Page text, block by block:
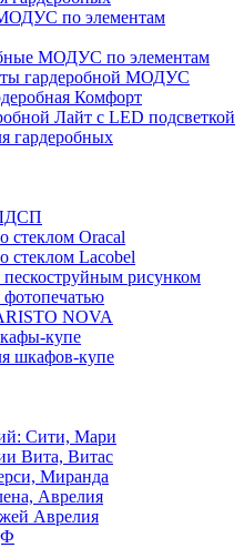
по элементам
МОДУС по элементам
гардеробной МОДУС
Комфорт
Лайт с LED подсветкой
гардеробных
стеклом Oracal
стеклом Lacobel
рисунком
NOVA
купе
шкафов-купе
Сити, Мари
Вита, Витас
Миранда
Аврелия
Аврелия